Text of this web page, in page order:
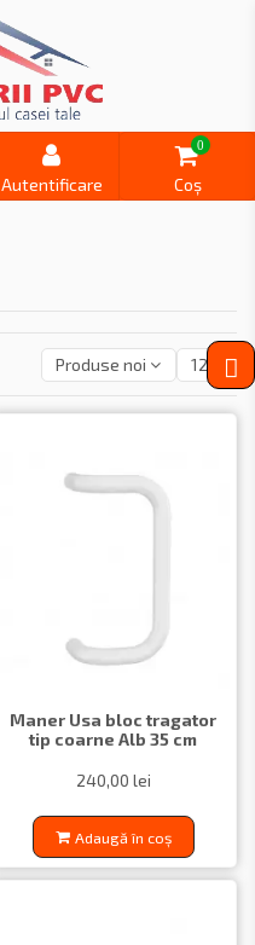
Autentificare
0
Coș
Produse noi 12
Maner Usa bloc tragator
tip coarne Alb 35 cm
240,00 lei
Adaugă în coș